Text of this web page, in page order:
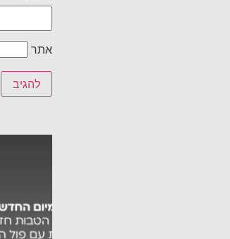
אתר